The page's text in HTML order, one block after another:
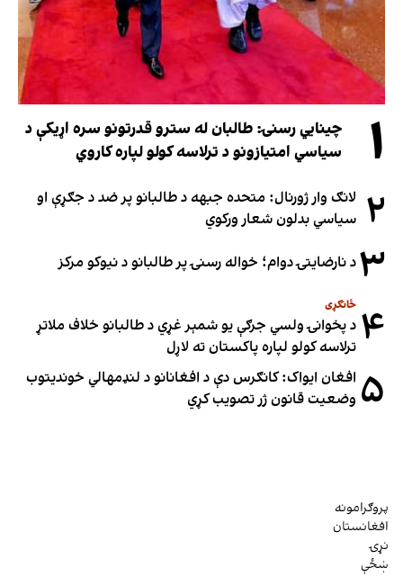
۱
چینایي رسنۍ: طالبان له سترو قدرتونو سره اړیکې د
سیاسي امتیازونو د ترلاسه کولو لپاره کاروي
۲ لانګ وار ژورنال: متحده جبهه د طالبانو پر ضد د جګړې او
سیاسي بدلون شعار ورکوي
۳د نارضایتۍ دوام؛ خواله رسنۍ پر طالبانو د نیوکو مرکز
۴ ځانګړی
د پخوانۍ ولسي جرګې یو شمېر غړي د طالبانو خلاف ملاتړ
ترلاسه کولو لپاره پاکستان ته لاړل
۵ افغان ایواک: کانګرس دې د افغانانو د لنډمهالي خوندیتوب
وضعیت قانون ژر تصویب کړي
پروګرامونه
افغانستان
نړۍ
ښځې